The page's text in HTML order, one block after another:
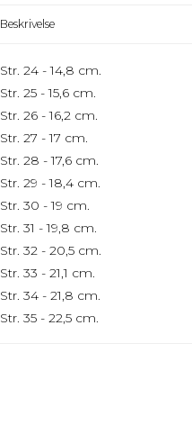
Beskrivelse
Str. 24 - 14,8 cm.
Str. 25 - 15,6 cm.
Str. 26 - 16,2 cm.
Str. 27 - 17 cm.
Str. 28 - 17,6 cm.
Str. 29 - 18,4 cm.
Str. 30 - 19 cm.
Str. 31 - 19,8 cm.
Str. 32 - 20,5 cm.
Str. 33 - 21,1 cm.
Str. 34 - 21,8 cm.
Str. 35 - 22,5 cm.